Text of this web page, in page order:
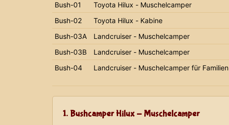
Bush-01
Toyota Hilux - Muschelcamper
Bush-02
Toyota Hilux - Kabine
Bush-03A
Landcruiser - Muschelcamper
Bush-03B
Landcruiser - Muschelcamper
Bush-04
Landcruiser - Muschelcamper für Familien
1. Bushcamper Hilux - Muschelcamper